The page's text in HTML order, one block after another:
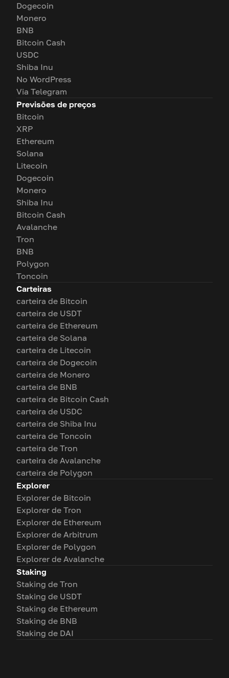
Dogecoin
Monero
BNB
Bitcoin Cash
USDC
Shiba Inu
No WordPress
Via Telegram
Previsões de preços
Bitcoin
XRP
Ethereum
Solana
Litecoin
Dogecoin
Monero
Shiba Inu
Bitcoin Cash
Avalanche
Tron
BNB
Polygon
Toncoin
Carteiras
carteira de Bitcoin
carteira de USDT
carteira de Ethereum
carteira de Solana
carteira de Litecoin
carteira de Dogecoin
carteira de Monero
carteira de BNB
carteira de Bitcoin Cash
carteira de USDC
carteira de Shiba Inu
carteira de Toncoin
carteira de Tron
carteira de Avalanche
carteira de Polygon
Explorer
Explorer de Bitcoin
Explorer de Tron
Explorer de Ethereum
Explorer de Arbitrum
Explorer de Polygon
Explorer de Avalanche
Staking
Staking de Tron
Staking de USDT
Staking de Ethereum
Staking de BNB
Staking de DAI